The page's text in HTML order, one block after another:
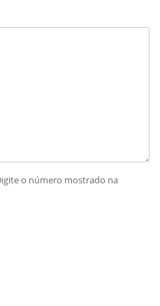
o número mostrado na